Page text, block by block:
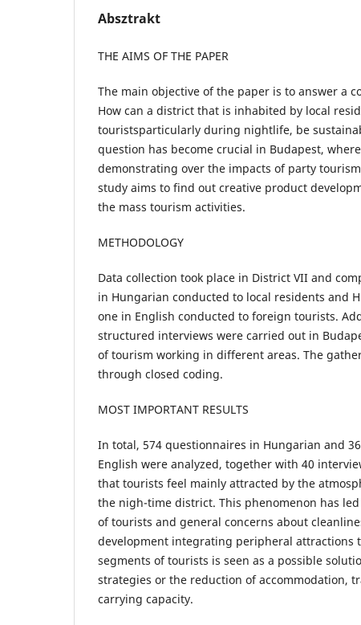
Absztrakt
THE AIMS OF THE PAPER
The main objective of the paper is to answer a
How can a district that is inhabited by local
touristsparticularly during nightlife, be
question has become crucial in Budapest,
demonstrating over the impacts of party
study aims to find out creative product
the mass tourism activities.
METHODOLOGY
Data collection took place in District VII and
in Hungarian conducted to local residents and
one in English conducted to foreign tourists.
structured interviews were carried out in
of tourism working in different areas. The
through closed coding.
MOST IMPORTANT RESULTS
In total, 574 questionnaires in Hungarian and
English were analyzed, together with 40
that tourists feel mainly attracted by the
the nigh-time district. This phenomenon has
of tourists and general concerns about
development integrating peripheral attractions
segments of tourists is seen as a possible
strategies or the reduction of accommodation,
carrying capacity.